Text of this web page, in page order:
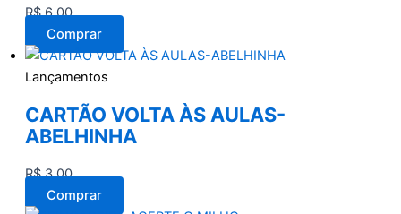
R$6,00
Comprar
Lançamentos
CARTÃO VOLTA ÀS AULAS-
ABELHINHA
R$3,00
Comprar